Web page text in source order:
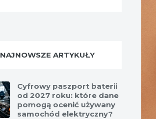
NAJNOWSZE ARTYKUŁY
Cyfrowy paszport baterii
od 2027 roku: które dane
pomogą ocenić używany
samochód elektryczny?